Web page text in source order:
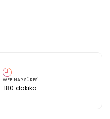
WEBINAR SÜRESİ
180 dakika